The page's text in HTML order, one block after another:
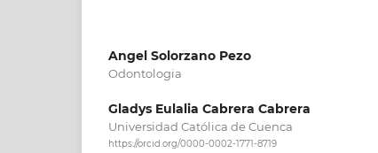
Angel Solorzano Pezo
Odontologia
Gladys Eulalia Cabrera Cabrera
Universidad Católica de Cuenca
https://orcid.org/0000-0002-1771-8719